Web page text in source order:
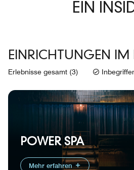
EIN
EINRICHTUNGEN IM
Erlebnisse gesamt (3)
POWER SPA
Mehr erfahren